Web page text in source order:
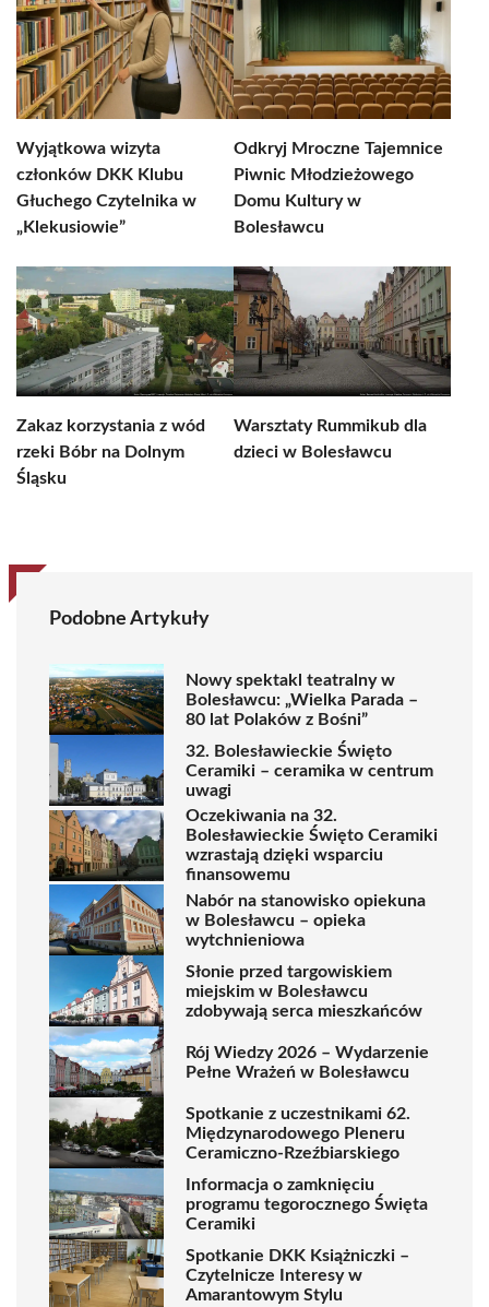
Wyjątkowa wizyta
członków DKK Klubu
Głuchego Czytelnika w
„Klekusiowie”
Odkryj Mroczne Tajemnice
Piwnic Młodzieżowego
Domu Kultury w
Bolesławcu
Zakaz korzystania z wód
rzeki Bóbr na Dolnym
Śląsku
Warsztaty Rummikub dla
dzieci w Bolesławcu
Podobne Artykuły
Nowy spektakl teatralny w
Bolesławcu: „Wielka Parada –
80 lat Polaków z Bośni”
32. Bolesławieckie Święto
Ceramiki – ceramika w centrum
uwagi
Oczekiwania na 32.
Bolesławieckie Święto Ceramiki
wzrastają dzięki wsparciu
finansowemu
Nabór na stanowisko opiekuna
w Bolesławcu – opieka
wytchnieniowa
Słonie przed targowiskiem
miejskim w Bolesławcu
zdobywają serca mieszkańców
Rój Wiedzy 2026 – Wydarzenie
Pełne Wrażeń w Bolesławcu
Spotkanie z uczestnikami 62.
Międzynarodowego Pleneru
Ceramiczno-Rzeźbiarskiego
Informacja o zamknięciu
programu tegorocznego Święta
Ceramiki
Spotkanie DKK Książniczki –
Czytelnicze Interesy w
Amarantowym Stylu